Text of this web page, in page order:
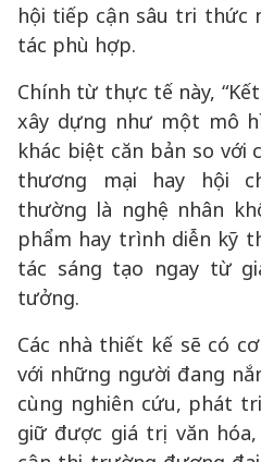
hội tiếp cận sâu tri thức
tác phù hợp.
Chính từ thực tế này,
xây dựng như một mô
khác biệt căn bản so với
thương mại hay hội
thường là nghệ nhân
phẩm hay trình diễn kỹ
tác sáng tạo ngay từ
tưởng.
Các nhà thiết kế sẽ có
với những người đang
cùng nghiên cứu, phát
giữ được giá trị văn